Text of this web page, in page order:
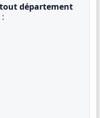
tout département